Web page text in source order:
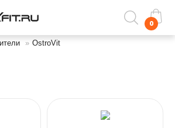
0
» OstroVit